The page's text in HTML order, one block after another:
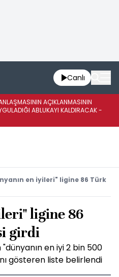
Canlı
AÇIKLANMASININ
ABLUKAYI KALDIRACAK -
en iyileri" ligine 86 Türk
ligine 86
girdi
en iyi 2 bin 500
gösteren liste belirlendi